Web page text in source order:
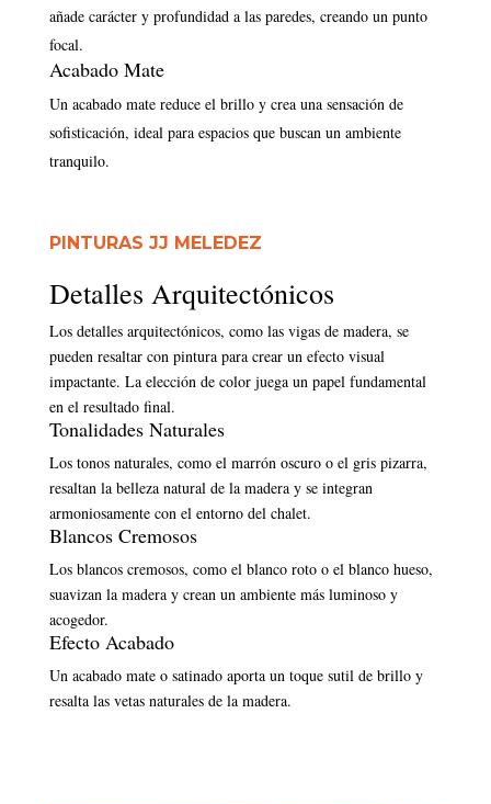
añade carácter y profundidad a las paredes, creando un punto
focal.
Acabado Mate
Un acabado mate reduce el brillo y crea una sensación de
sofisticación, ideal para espacios que buscan un ambiente
tranquilo.
PINTURAS JJ MELEDEZ
Detalles Arquitectónicos
Los detalles arquitectónicos, como las vigas de madera, se
pueden resaltar con pintura para crear un efecto visual
impactante. La elección de color juega un papel fundamental
en el resultado final.
Tonalidades Naturales
Los tonos naturales, como el marrón oscuro o el gris pizarra,
resaltan la belleza natural de la madera y se integran
armoniosamente con el entorno del chalet.
Blancos Cremosos
Los blancos cremosos, como el blanco roto o el blanco hueso,
suavizan la madera y crean un ambiente más luminoso y
acogedor.
Efecto Acabado
Un acabado mate o satinado aporta un toque sutil de brillo y
resalta las vetas naturales de la madera.